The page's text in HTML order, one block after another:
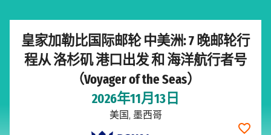
皇家加勒比国际邮轮 中美洲: 7 晚邮轮行
程从 洛杉矶 港口出发 和 海洋航行者号
（Voyager of the Seas）
2026年11月13日
美国, 墨西哥